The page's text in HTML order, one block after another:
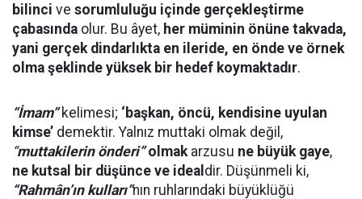
bilinci ve sorumluluğu içinde gerçekleştirme
çabasında olur. Bu âyet, her müminin önüne takvada,
yani gerçek dindarlıkta en ileride, en önde ve örnek
olma şeklinde yüksek bir hedef koymaktadır.
“İmam”kelimesi; ‘başkan, öncü, kendisine uyulan
kimse’ demektir. Yalnız muttaki olmak değil,
“muttakilerin önderi”olmak arzusu ne büyük gaye,
ne kutsal bir düşünce ve ideal dir. Düşünmeli ki,
“Rahmân’ın kulları”nın ruhlarındaki büyüklüğü